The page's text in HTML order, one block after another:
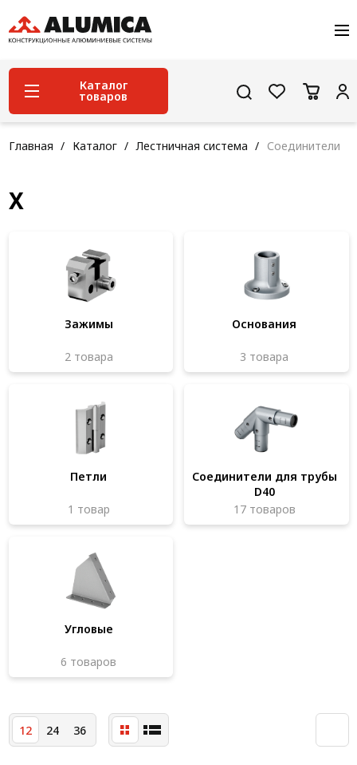
О компании
Услуги
Сервис и поддержка
Проекты
Контакты
Каталог
товаров
Система конструкционного алюминиевого
профиля
Кабельные короба
Конвейерная фурнитура
Система V-паза NEW!
Алюминиевые промышленные ограждения
Алюминиевая промышленная мебель
Радиаторный алюминиевый профиль NEW!
Лист алюминиевый
Метрический крепеж
Конструкции из профиля
Главная Каталог Лестничная система Соединители
X
Зажимы
2 товара
Основания
3 товара
Петли
1 товар
Соединители для трубы
D40
17 товаров
Угловые
6 товаров
12 24 36